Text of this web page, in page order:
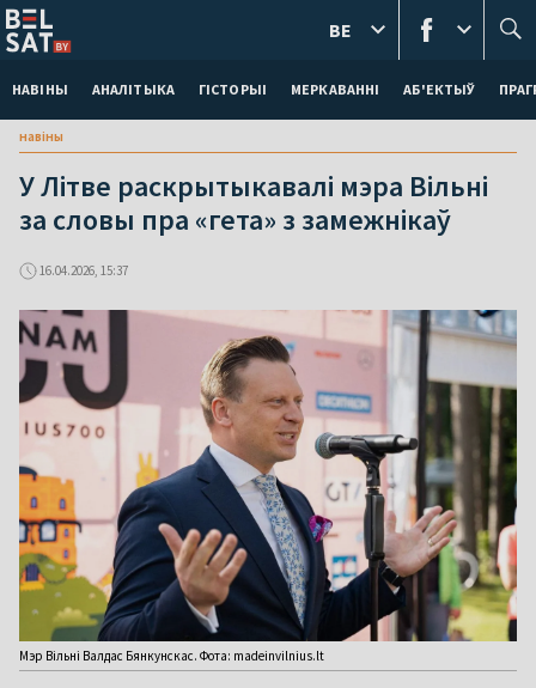
НАВІНЫ АНАЛІТЫКА ГІСТОРЫІ МЕРКАВАННI АБ'ЕКТЫЎ
BE
навіны
У Літве раскрытыкавалі мэра Вільні
за словы пра «гета» з замежнікаў
16.04.2026, 15:37
Мэр Вільні Валдас Бянкунскас. Фота: madeinvilnius.lt